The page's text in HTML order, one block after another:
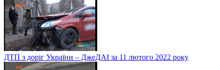
ДТП з доріг України – ДжеДАІ за 11 лютого 2022 року